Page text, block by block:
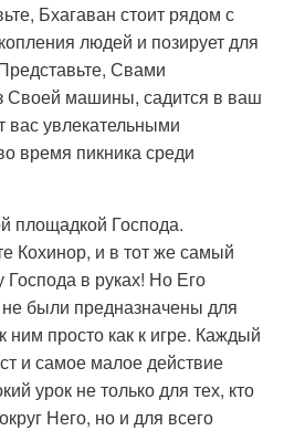
Бхагаван стоит рядом с
людей и позирует для
Свами
Своей машины, садится в ваш
вас увлекательными
время пикника среди
площадкой Господа.
Кохинор, и в тот же самый
в руках! Но Его
были предназначены для
ним просто как к игре. Каждый
и самое малое действие
урок не только для тех, кто
Него, но и для всего